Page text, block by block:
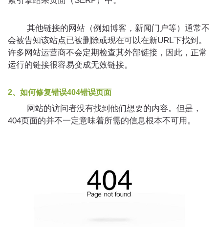
其他链接的网站（例如博客，新闻门户等）通常不
会被告知该站点已被删除或现在可以在新URL下找到。
许多网站运营商不会定期检查其外部链接，因此，正常
运行的链接很容易变成无效链接。
2、如何修复错误404错误页面
网站的访问者没有找到他们想要的内容。但是，
404页面的并不一定意味着所需的信息根本不可用。